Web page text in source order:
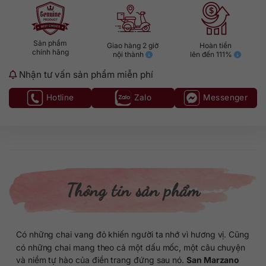
Sản phẩm
chính hãng
Giao hàng 2 giờ
nội thành
Hoàn tiền
lên đến 111%
Nhận tư vấn sản phẩm miễn phí
Hotline Zalo Messenger
Thông tin sản phẩm
Có những chai vang đỏ khiến người ta nhớ vì hương vị. Cũng
có những chai mang theo cả một dấu mốc, một câu chuyện
và niềm tự hào của điền trang đứng sau nó.San Marzano